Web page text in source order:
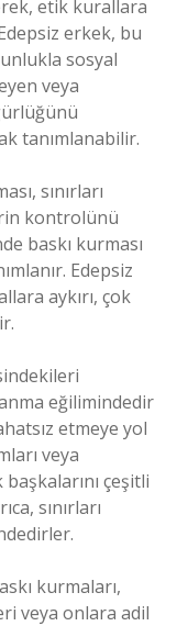
etik kurallara
erkek, bu
sosyal
veya
tanımlanabilir.
sınırları
kontrolünü
baskı kurması
Edepsiz
aykırı, çok
eğilimindedir
etmeye yol
veya
çeşitli
sınırları
kurmaları,
veya onlara adil